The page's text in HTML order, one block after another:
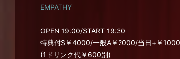
EMPATHY
OPEN 19:00/START 19:30
特典付S￥4000/一般A￥2000/当日+￥1000
(1ドリンク代￥600別)